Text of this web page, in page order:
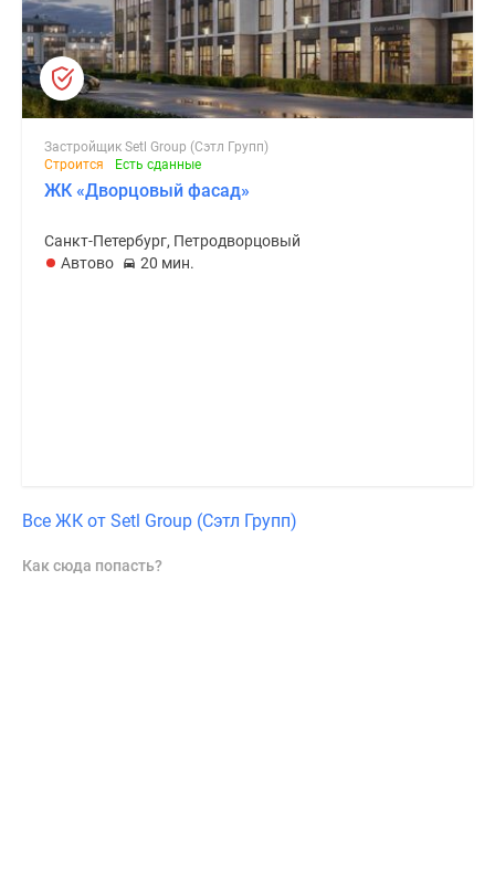
Застройщик Setl Group (Сэтл Групп)
Строится
Есть сданные
ЖК «Дворцовый фасад»
Санкт-Петербург, Петродворцовый
Автово
20 мин.
Все ЖК от Setl Group (Сэтл Групп)
Как сюда попасть?